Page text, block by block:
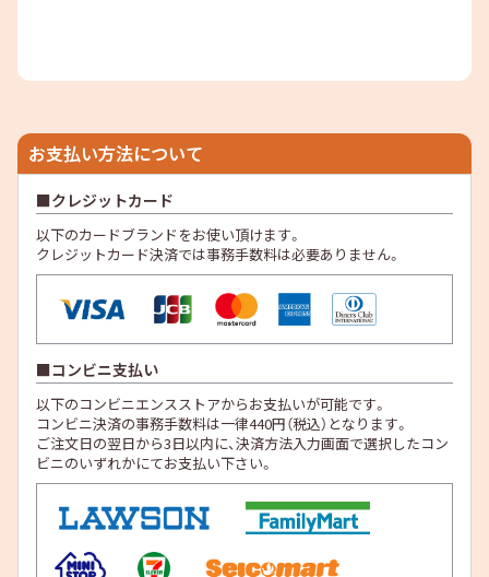
お支払い方法について
クレジットカード
以下のカードブランドをお使い頂けます。
クレジットカード決済では事務手数料は必要ありません。
コンビニ支払い
以下のコンビニエンスストアからお支払いが可能です。
コンビニ決済の事務手数料は一律440円（税込）となります。
ご注文日の翌日から3日以内に、決済方法入力画面で選択したコン
ビニのいずれかにてお支払い下さい。